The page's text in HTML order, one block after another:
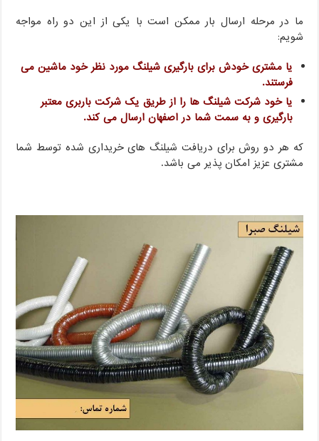
ما در مرحله ارسال بار ممکن است با یکی از این دو راه مواجه
شویم:
یا مشتری خودش برای بارگیری شیلنگ مورد نظر خود ماشین می
فرستند.
یا خود شرکت شیلنگ ها را از طریق یک شرکت باربری معتبر
بارگیری و به سمت شما در اصفهان ارسال می کند.
که هر دو روش برای دریافت شیلنگ های خریداری شده توسط شما
مشتری عزیز امکان پذیر می باشد.